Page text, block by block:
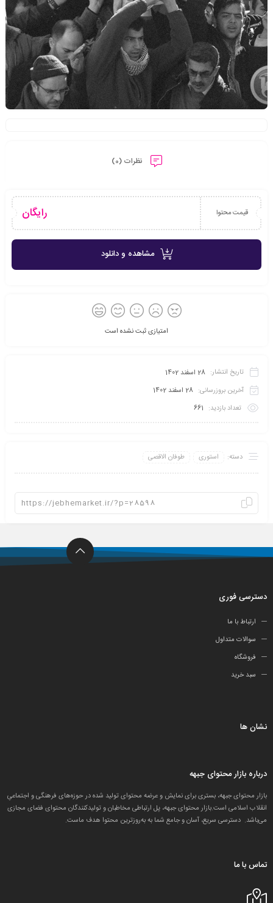
نظرات (0)
قیمت محتوا رایگان
مشاهده و دانلود
امتیازی ثبت نشده است
تاریخ انتشار: 28 اسفند 1402
آخرین بروزرسانی: 28 اسفند 1402
تعداد بازدید: 661
دسته: استوری طوفان الاقصی
دسترسی فوری
ارتباط با ما
سوالات متداول
فروشگاه
سبد خرید
نشان ها
درباره بازار محتوای جبهه
بازار محتوای جبهه، بستری برای نمایش و عرضه محتوای تولید شده در حوزه‌های فرهنگی و اجتماعیِ
انقلاب اسلامی است.بازار محتوای جبهه، پل ارتباطی مخاطبان و تولید‌کنندگان محتوای فضای مجازی
می‌باشد. دسترسی سریع، آسان و جامع شما به به‌روزترین محتوا هدف ماست.
تماس با ما